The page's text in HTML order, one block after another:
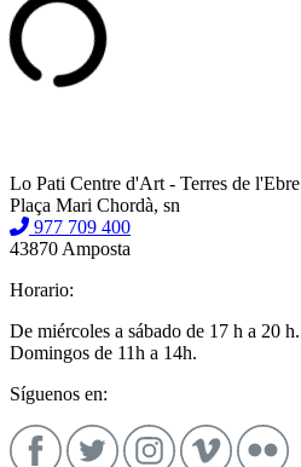
Lo Pati Centre d'Art - Terres de l'Ebre
Plaça Mari Chordà, sn
977 709 400
43870 Amposta
Horario:
De miércoles a sábado de 17 h a 20 h.
Domingos de 11h a 14h.
Síguenos en: